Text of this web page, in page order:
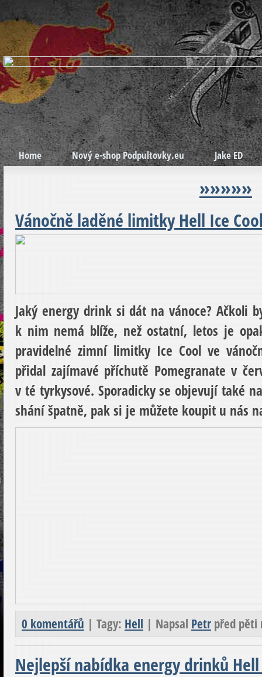
Home Nový e-shop Podpultovky.eu Jake ED
»»»»»
Vánočně laděné limitky Hell Ice
Jaký energy drink si dát na vánoce? Ačkoli
k nim nemá blíže, než ostatní, letos je
pravidelné zimní limitky Ice Cool ve
přidal zajímavé příchutě Pomegranate v
v té tyrkysové. Sporadicky se objevují také
shání špatně, pak si je můžete koupit u nás
0 komentářů | Tagy: Hell | Napsal Petr před pěti
Nejlepší nabídka energy drinků Hell